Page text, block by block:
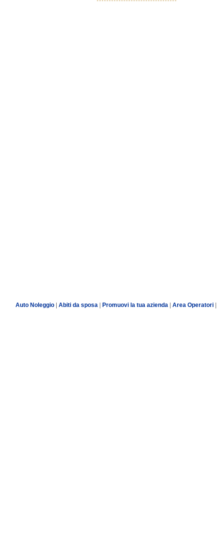
Auto Noleggio| Abiti da sposa| Promuovi la tua azienda Area Operatori